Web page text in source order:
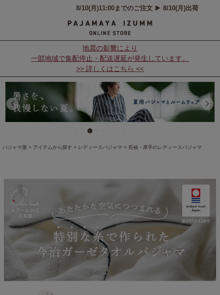
地震の影響により
一部地域で集配停止・配送遅延が発生しています。
>> 詳しくはこちら <<
パジャマ屋 アイテムから探す レディースパジャマ 長袖・厚手のレディースパジャマ